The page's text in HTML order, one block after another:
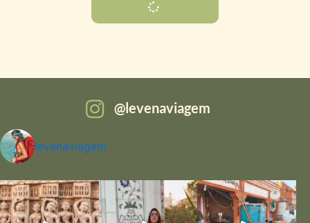
levenaviagem
levenaviagem